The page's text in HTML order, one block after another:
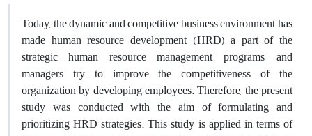
Today, the dynamic and competitive business environment has
made human resource development (HRD) a part of the
strategic human resource management programs, and
managers try to improve the competitiveness of the
organization by developing employees. Therefore, the present
study was conducted with the aim of formulating and
prioritizing HRD strategies. This study is applied in terms of